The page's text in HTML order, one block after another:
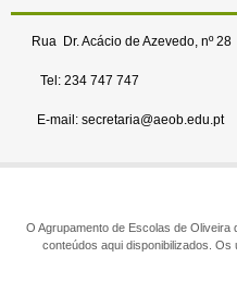
Rua Dr. Acácio de Azevedo, nº 28
Tel: 234 747 747
E-mail: secretaria@aeob.edu.pt
O Agrupamento de Escolas de
conteúdos aqui disponibilizados.